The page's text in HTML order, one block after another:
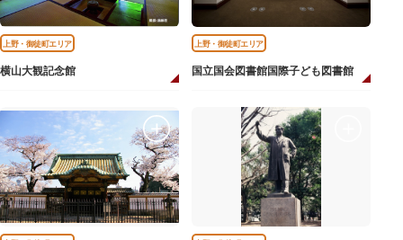
上野・御徒町エリア
横山大観記念館
上野・御徒町エリア
国立国会図書館国際子ども図書館